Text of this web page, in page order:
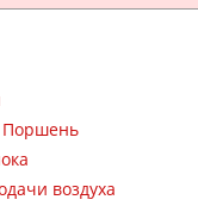
воздуха